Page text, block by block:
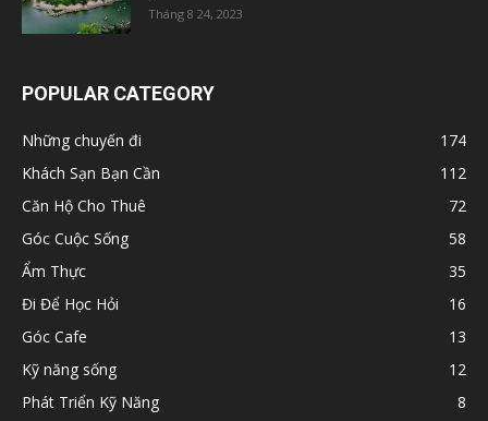
Tháng 8 24, 2023
POPULAR CATEGORY
Những chuyến đi
174
Khách Sạn Bạn Cần
112
Căn Hộ Cho Thuê
72
Góc Cuộc Sống
58
Ẩm Thực
35
Đi Để Học Hỏi
16
Góc Cafe
13
Kỹ năng sống
12
Phát Triển Kỹ Năng
8